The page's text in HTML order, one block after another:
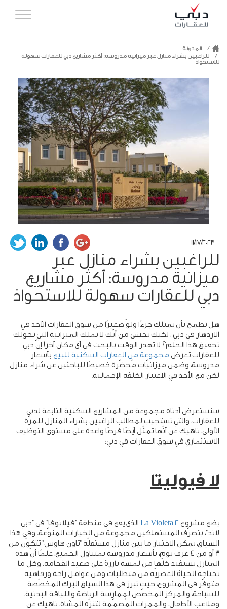
المدونة
للراغبين بشراء منازل عبر ميزانية مدروسة: أكثر مشاريع دبي للعقارات سهولة
للاستحواذ
11/17/2023
للراغبين بشراء منازل عبر
ميزانية مدروسة: أكثر مشاريع
دبي للعقارات سهولة للاستحواذ
هل تطمح بأن تمتلك جزءًا ولوّ صغيرًا من سوق العقارات الآخذ في
الازدهار في دبي ، لكنك تخشى من أنّك لا تملك الميزانية التي تخوّلك
تحقيق هذا الحلم؟ لا تهدر الوقت بالبحث في أي مكان آخر! إنّ دبي
للعقارات تعرض مجموعة من العقارات السكنية للبيع بأسعار
مدروسة، وضمن ميزانيّات مُحضّرة خصيصًا للباحثين عن شراء منازل
لكن مع الأخذ في الاعتبار الكلفة الإجمالية.
سنستعرض أدناه مجموعة من المشاريع السكنية التابعة لدبي
للعقارات، والتي تستجيب لمطالب الراغبين بشراء المنازل للمرّة
الأولى، ناهيك عن أنّها تمثّل أيضًا فرصًا واعدة على مستوى التوظيف
الاستثماري في سوق العقارات في دبي:
لا فيوليتا
يضع مشروع La Violeta 2 الذي يقع في منطقة "فيلانوفا" في "دبي
لاند"، بتصرّف المستهلكين مجموعة من الخيارات المنوّعة. وفي هذا
السياق، يمكن الاختيار ما بين منازل مستقلّة "تاون هاوس" تتكوّن من
3 أو من 4 غرف نوم، بأسعار مدروسة بمتناول الجميع، علمًا أنّ هذه
المنازل تستفيد كلّها من لمسة بارزة على صعيد الفخامة. وكل ما
تحتاجه الحياة العصريّة من متطلبات ومن عوامل راحة ورفاهية
متوفّر في المشروع، حيث تبرز في هذا السياق البرك المخصّصة
للسباحة، والمركز المخصّص لممارسة الرياضة واللياقة البدنية،
وملاعب الأطفال، والممرات المُصمّمة لتنزّه المشاة، ناهيك عن